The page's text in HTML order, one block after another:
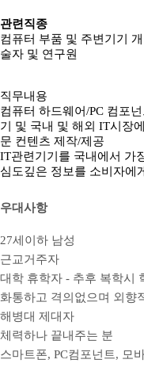
관련직종
컴퓨터 부품 및 주변기기
술자 및 연구원
직무내용
컴퓨터 하드웨어/PC 컴포
기 및 국내 및 해외 IT시장
문 컨텐츠 제작/제공
IT관련기기를 국내에서 가
심도깊은 정보를 소비자에
우대사항
27세이하 남성
근교거주자
대학 휴학자 - 추후 복학시
화통하고 격의없으며 외향
해병대 제대자
체력하나 끝내주는 분
스마트폰, PC컴포넌트, 모